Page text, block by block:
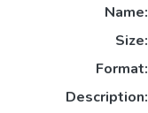
Name:
Size:
Format:
Description: